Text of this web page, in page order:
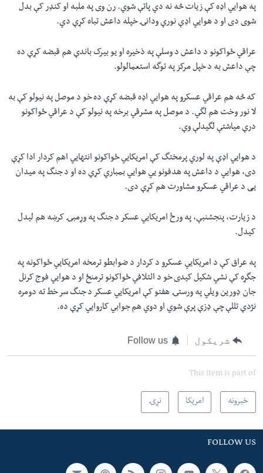
په هوايي اډه کې زیات څه نه دي پاتې شوي. رن وی په ملبه او کنډر کې بدل
شوی دی او د هوايي اډې نورې ودانۍ خپله داعش تباه کړې دي.
عراقي ځواکونو د داعش د وسلې په ذخیره او یو بیرک باندې هم قبضه کړې ده
چې داعش به د خپل مرکز په توگه استعمالولو.
که څه هم عراقي عسکرو په هوايي اډه قبضه کړې ده خو د موصل په نیولو کې به
لا نور وخت هم لگي. د موصل په مشرقي برخه په نیولو کې د عراقي ځواکونو
درې میاشتې لگیدلې وې.
د هوايي اډې په لوري پرمختگ کې امریکايي ځواکونو انتهايي اهم کردار ادا کړې
دی، هوايي د داعش په هدفونو يي هوايي بمباري کړې ده او د جنگ په میدان
يی د عراقي عسکرو مشاورت هم کړې دی.
د زیارت، پنجشنبې، په ورځ امریکايي عسکر د جنگ په وړمبۍ کرښه هم لیدل
کیدل.
په عراق کې د امریکايي عسکرو د کردار د ضوابطو ترمخه امریکايي ځواکونه په
جگړه کې نشي شکیل کیدی خو د ائتلافي ځواکونو ترمنځ او د هوايي فوج کرنل
جان ډورین ویلي په ورستۍ هفتو کې امریکايي عسکر د جنگ سر خط ته دومره
نژدې تللې چې ډزې پرې شوي او دوي هم جوابي کاروايي کړې ده.
شریکول Follow us
This item is part of
خبرونه امریکا نړۍ
FOLLOW US